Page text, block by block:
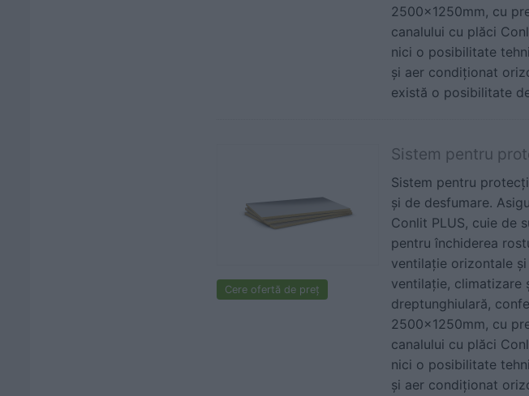
2500x1250mm, cu
canalului cu plăci
nici o posibilitate
și aer condiționat
există o posibilitate
Cere ofertă de preț
Sistem pentru
Sistem pentru
şi de desfumare.
Conlit PLUS, cuie de
pentru închiderea
ventilaţie orizontale
ventilație, climatizare
dreptunghiulară,
2500x1250mm, cu
canalului cu plăci
nici o posibilitate
și aer condiționat